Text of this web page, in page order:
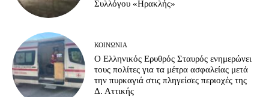
Συλλόγου «Ηρακλής»
ΚΟΙΝΩΝΊΑ
Ο Ελληνικός Ερυθρός Σταυρός ενημερώνει
τους πολίτες για τα μέτρα ασφαλείας μετά
την πυρκαγιά στις πληγείσες περιοχές της
Δ. Αττικής